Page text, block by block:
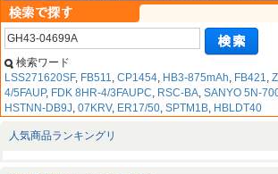
検索ワード
LSS271620SF, FB511, CP1454, HB3-875mAh, FB421,
4/5FAUP, FDK 8HR-4/3FAUPC, RSC-BA, SANYO 5N-
HSTNN-DB9J, 07KRV, ER17/50, SPTM1B, HBLDT40
人気商品ランキングリ